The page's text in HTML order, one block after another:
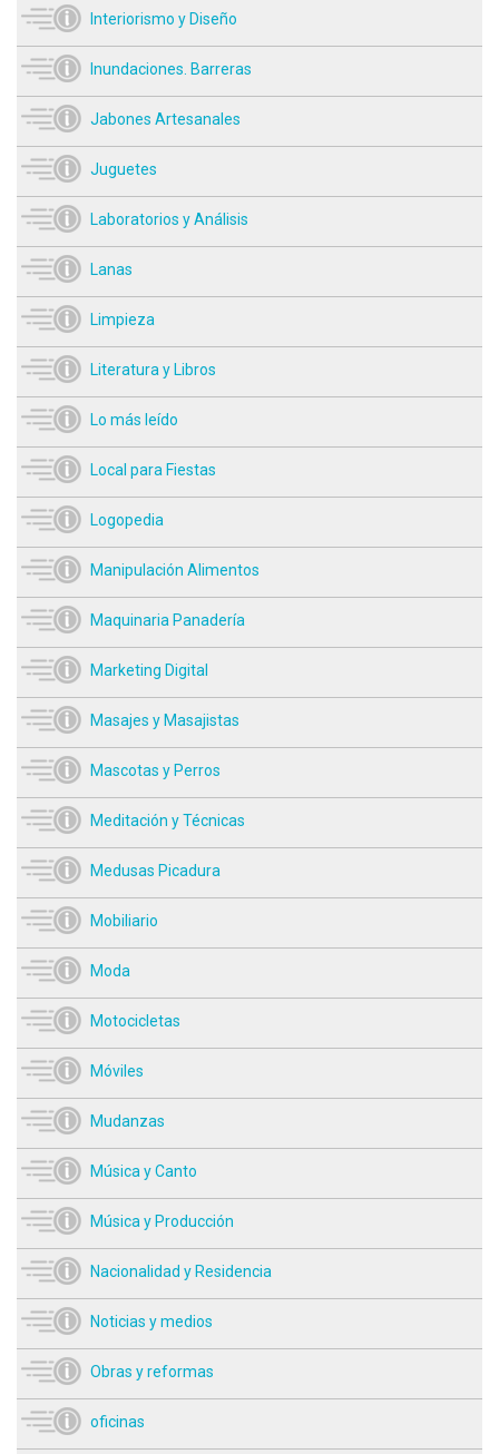
Interiorismo y Diseño
Inundaciones. Barreras
Jabones Artesanales
Juguetes
Laboratorios y Análisis
Lanas
Limpieza
Literatura y Libros
Lo más leído
Local para Fiestas
Logopedia
Manipulación Alimentos
Maquinaria Panadería
Marketing Digital
Masajes y Masajistas
Mascotas y Perros
Meditación y Técnicas
Medusas Picadura
Mobiliario
Moda
Motocicletas
Móviles
Mudanzas
Música y Canto
Música y Producción
Nacionalidad y Residencia
Noticias y medios
Obras y reformas
oficinas